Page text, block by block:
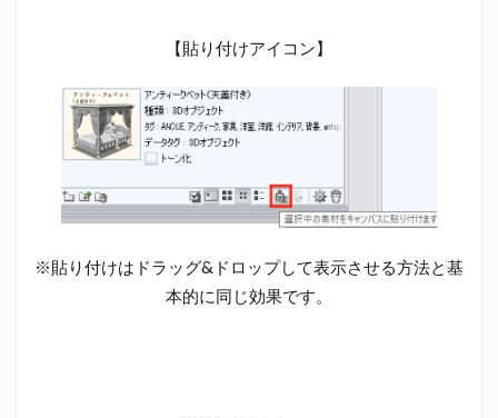
【貼り付けアイコン】
※貼り付けはドラッグ&ドロップして表示させる方法と基
本的に同じ効果です。